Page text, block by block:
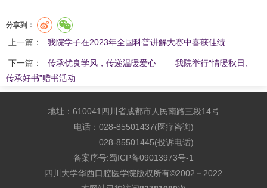
分享到：
上一篇： 我院学子在2023年全国科普讲解大赛中喜获佳绩
下一篇：
传承优良学风，传递温暖爱心 ——我院举行“情暖秋日、
传承好书”赠书活动
地址：610041四川省成都市人民南路三段14号
电话：028-85501437(医疗咨询)
028-85501445(投诉电话)
备案序号:蜀ICP备09013973号-1
四川大学华西口腔医学院版权所有©2002－2022